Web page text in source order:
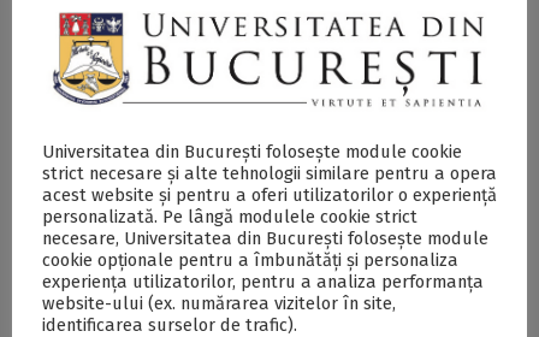
Webinar online
dedicat utilizării
platformei
Cambridge Core
pentru membrii
comunității
academice a UB
Workshop de
metode de analiză
cantitativă în „R”
pentru membrii
comunității UB
Universitatea din București folosește module cookie
strict necesare și alte tehnologii similare pentru a opera
acest website și pentru a oferi utilizatorilor o experiență
personalizată. Pe lângă modulele cookie strict
necesare, Universitatea din București folosește module
cookie opționale pentru a îmbunătăți și personaliza
experiența utilizatorilor, pentru a analiza performanța
website-ului (ex. numărarea vizitelor în site,
identificarea surselor de trafic).